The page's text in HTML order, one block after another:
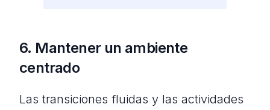
6. Mantener un ambiente
centrado
Las transiciones fluidas y las actividades